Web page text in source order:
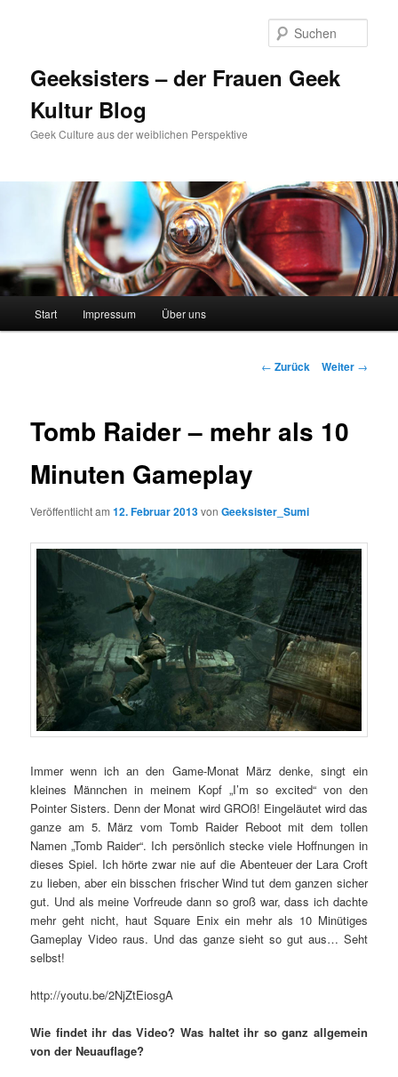
Geeksisters – der Frauen Geek
Kultur Blog
Geek Culture aus der weiblichen Perspektive
Start Impressum Über uns
Beitrags-
← Zurück Weiter →
Tomb Raider – mehr als 10
Minuten Gameplay
Veröffentlicht am12. Februar 2013vonGeeksister_Sumi
Immer wenn ich an den Game-Monat März denke, singt ein
kleines Männchen in meinem Kopf „I’m so excited“ von den
Pointer Sisters. Denn der Monat wird GROß! Eingeläutet wird das
ganze am 5. März vom Tomb Raider Reboot mit dem tollen
Namen „Tomb Raider“. Ich persönlich stecke viele Hoffnungen in
dieses Spiel. Ich hörte zwar nie auf die Abenteuer der Lara Croft
zu lieben, aber ein bisschen frischer Wind tut dem ganzen sicher
gut. Und als meine Vorfreude dann so groß war, dass ich dachte
mehr geht nicht, haut Square Enix ein mehr als 10 Minütiges
Gameplay Video raus. Und das ganze sieht so gut aus… Seht
selbst!
http://youtu.be/2NjZtEiosgA
Wie findet ihr das Video? Was haltet ihr so ganz allgemein
von der Neuauflage?